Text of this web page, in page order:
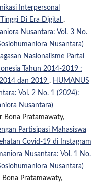
Interpersonal
Di Era Digital ,
Nusantara: Vol. 3 No.
Nusantara)
Nasionalisme Partai
Tahun 2014-2019 :
dan 2019 , HUMANUS
Vol. 2 No. 1 (2024):
Nusantara)
Bona Pratamawaty,
Partisipasi Mahasiswa
Covid-19 di Instagram
Nusantara: Vol. 1 No.
Nusantara)
Bona Pratamawaty,